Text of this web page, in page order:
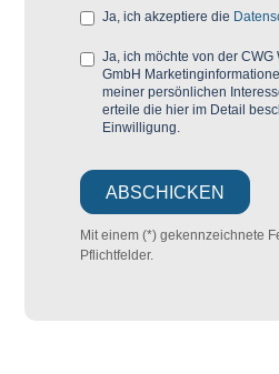
Ja, ich akzeptiere die
Ja, ich möchte von der
GmbH
meiner persönlichen
erteile die hier im Detail
Einwilligung.
Mit einem (*) gekennzeichnete
Pflichtfelder.